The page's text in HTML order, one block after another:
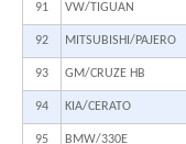
91 VW/TIGUAN
92 MITSUBISHI/PAJERO
93 GM/CRUZE HB
94 KIA/CERATO
95 BMW/330E